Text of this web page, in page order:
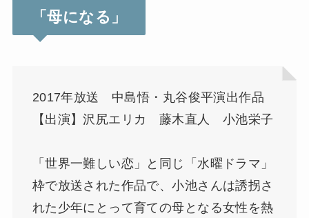
「母になる」
2017年放送 中島悟・丸谷俊平演出作品
【出演】沢尻エリカ 藤木直人 小池栄子
「世界一難しい恋」と同じ「水曜ドラマ」
枠で放送された作品で、小池さんは誘拐さ
れた少年にとって育ての母となる女性を熱